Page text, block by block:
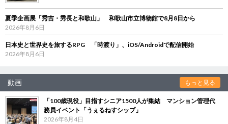
夏季企画展「秀吉・秀長と和歌山」 和歌山市立博物館で8月8日から
2026年8月6日
日本史と世界史を旅するRPG 「時渡り」、iOS/Androidで配信開始
2026年8月6日
動画 もっと見る
「100歳現役」目指すシニア1500人が集結 マンション管理代
務員イベント「うぇるねすシップ」
2026年8月4日